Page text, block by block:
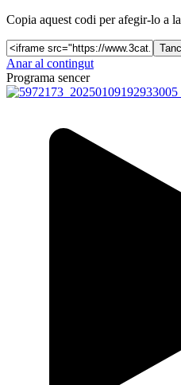
Copia aquest codi per afegir-lo a
Anar al contingut
Programa sencer